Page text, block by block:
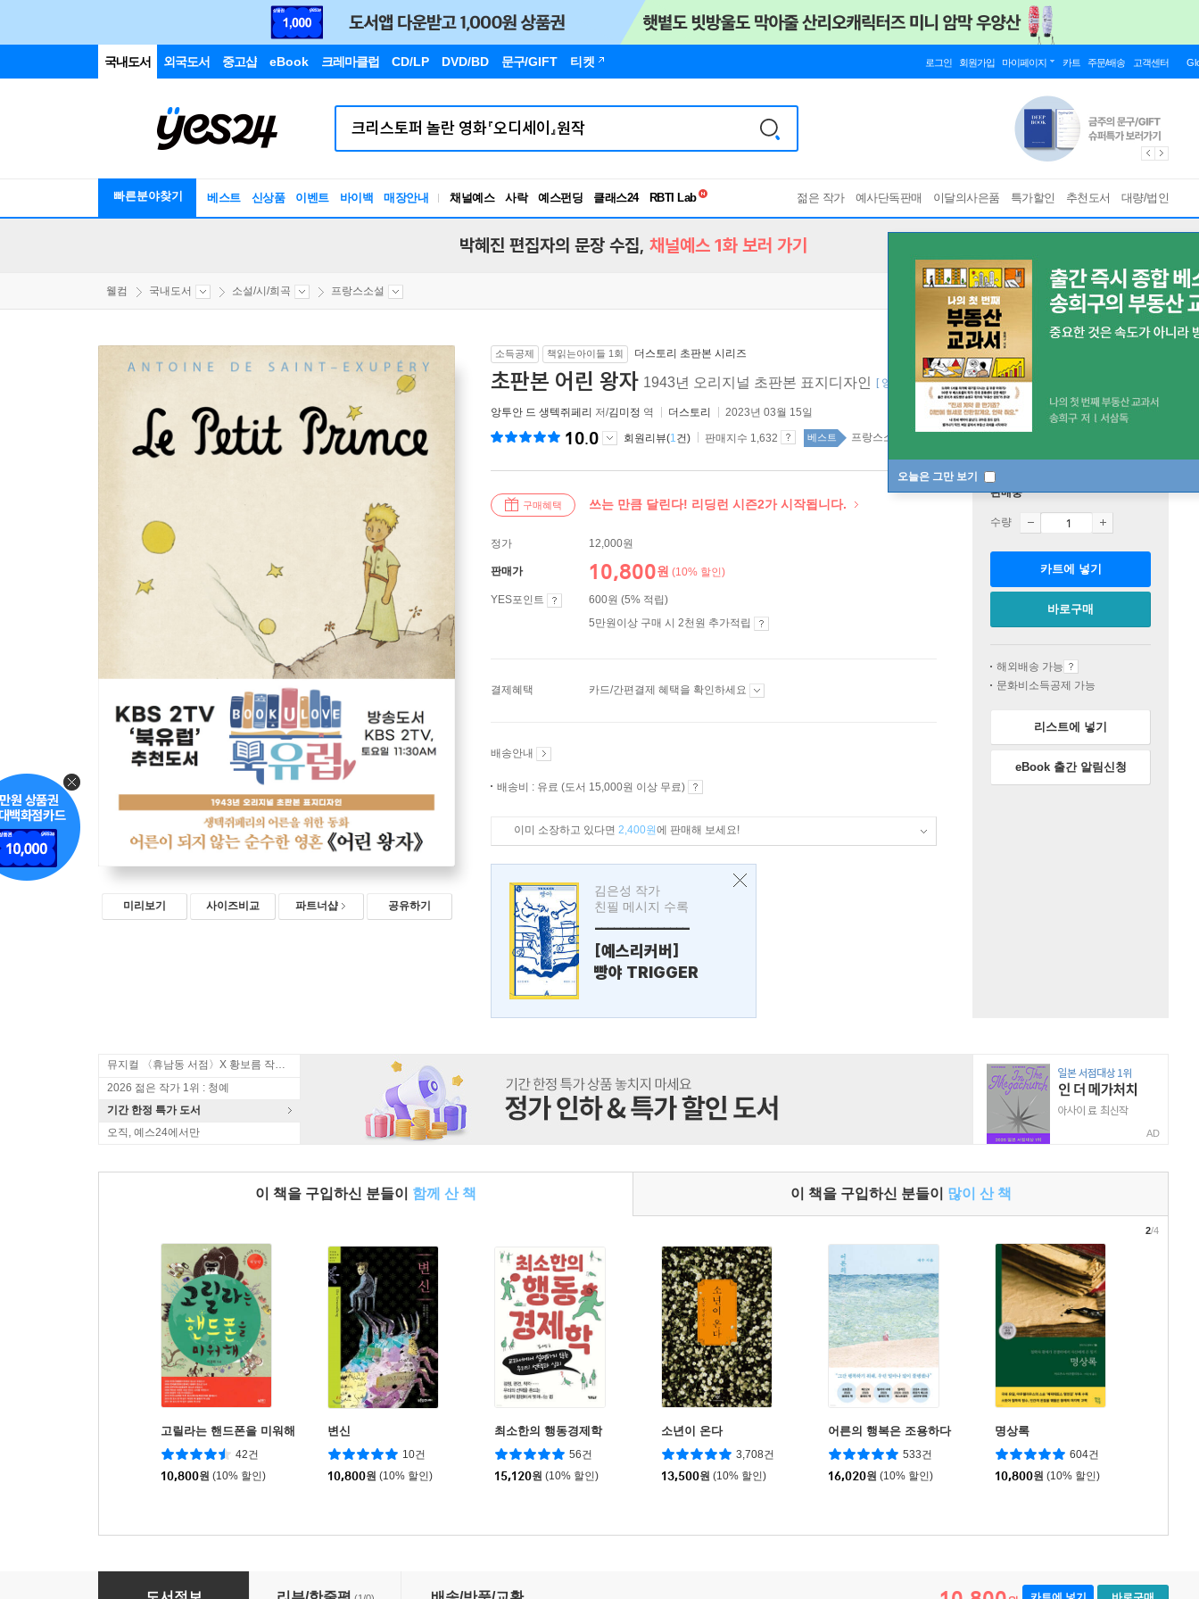
국내도서 외국도서 중고샵 eBook 크레마클럽 CD/LP DVD/BD 문구/GIFT 티켓 로그인 회원가입 마이페이지 카트 주문/배송 고객센터
빠른분야찾기 베스트 신상품 이벤트 바이백 매장안내 채널예스 사락 예스펀딩 클래스24
RBTI Lab
독서유형검사
젊은 작가 예사단독판매 이달의사은품 특가할인 추천도서 대량/법인
오늘은 그만 보기
박혜진 편집자의 문장 수집, 채널예스 1화 보러 가기
웰컴 국내도서 소설/시/희곡 프랑스소설
미리보기 사이즈비교 파트너샵 공유하기
소득공제 책읽는아이들 1회 더스토리 초판본 시리즈
초판본 어린 왕자 1943년 오리지널 초판본 표지디자인 [ 양장 ]
앙투안 드 생텍쥐페리 저/김미정 역 더스토리 2023년 03월 15일
10.0 회원리뷰(1건) 판매지수 1,632 베스트 프랑스소설 51위
구매혜택 쓰는 만큼 달린다! 리딩런 시즌2가 시작됩니다.
정가 12,000원
판매가 10,800원 (10% 할인)
YES포인트
600원 (5% 적립)
5만원이상 구매 시 2천원 추가적립
결제혜택 카드/간편결제 혜택을 확인하세요
배송안내
배송비 : 유료 (도서 15,000원 이상 무료)
이미 소장하고 있다면 2,400원에 판매해 보세요!
김은성 작가
친필 메시지 수록
---------------
[예스리커버]
빵야 TRIGGER
판매중
수량
카트에 넣기
바로구매
해외배송 가능
문화비소득공제 가능
리스트에 넣기
eBook 출간 알림신청
뮤지컬 〈휴남동 서점〉X 황보름 작가 북토크
2026 젊은 작가 1위 : 청예
기간 한정 특가 도서
오직, 예스24에서만
AD
이 책을 구입하신 분들이 함께 산 책 이 책을 구입하신 분들이 많이 산 책
고릴라는 핸드폰을 미워해
42건
10,800원 (10% 할인)
변신
10건
10,800원 (10% 할인)
최소한의 행동경제학
56건
15,120원 (10% 할인)
소년이 온다
3,708건
13,500원 (10% 할인)
어른의 행복은 조용하다
533건
16,020원 (10% 할인)
명상록
604건
10,800원 (10% 할인)
2/4
초판본 어린 왕자